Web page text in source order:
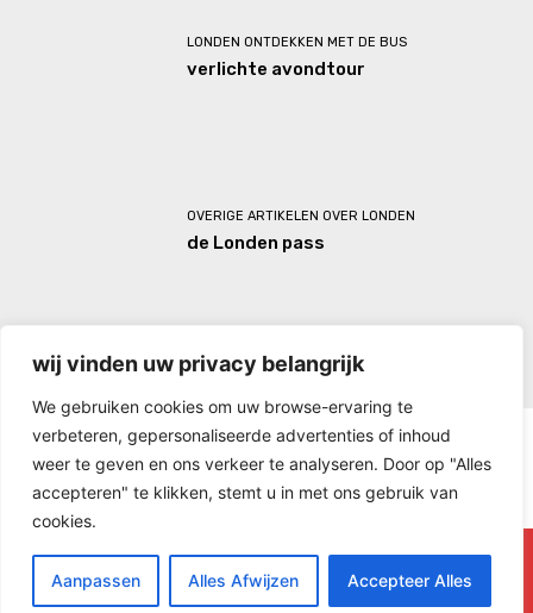
wij vinden uw privacy belangrijk
We gebruiken cookies om uw browse-ervaring te
verbeteren, gepersonaliseerde advertenties of inhoud
weer te geven en ons verkeer te analyseren. Door op "Alles
accepteren" te klikken, stemt u in met ons gebruik van
cookies.
Aanpassen Alles Afwijzen Accepteer Alles
LONDEN ONTDEKKEN MET DE BUS
verlichte avondtour
OVERIGE ARTIKELEN OVER LONDEN
de Londen pass
naar Londen